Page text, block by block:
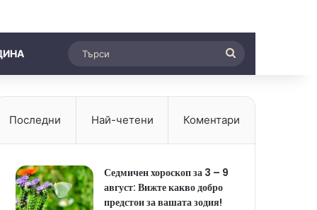
Последни Най-четени Коментари
Седмичен хороскоп за 3 – 9
август: Вижте какво добро
предстои за вашата зодия!